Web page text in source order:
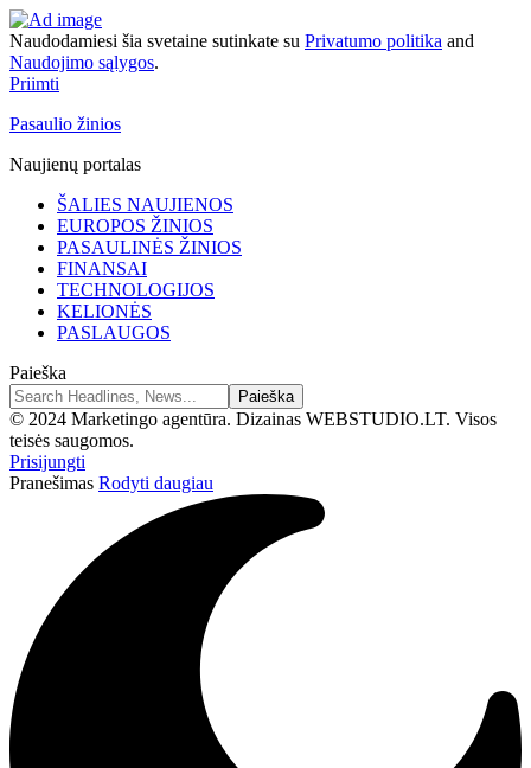
Naudodamiesi šia svetaine sutinkate su Privatumo politika and
Naudojimo sąlygos.
Priimti
Pasaulio žinios
Naujienų portalas
ŠALIES NAUJIENOS
EUROPOS ŽINIOS
PASAULINĖS ŽINIOS
FINANSAI
TECHNOLOGIJOS
KELIONĖS
PASLAUGOS
Paieška
© 2024 Marketingo agentūra. Dizainas WEBSTUDIO.LT. Visos
teisės saugomos.
Prisijungti
Pranešimas Rodyti daugiau